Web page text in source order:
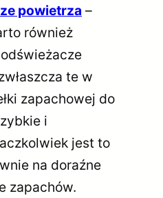
powietrza –
również
te w
zapachowej do
i
jest to
na doraźne
zapachów.